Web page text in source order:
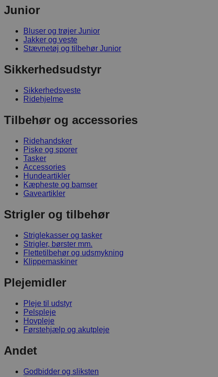
Junior
Bluser og trøjer Junior
Jakker og veste
Stævnetøj og tilbehør Junior
Sikkerhedsudstyr
Sikkerhedsveste
Ridehjelme
Tilbehør og accessories
Ridehandsker
Piske og sporer
Tasker
Accessories
Hundeartikler
Kæpheste og bamser
Gaveartikler
Strigler og tilbehør
Striglekasser og tasker
Strigler, børster mm.
Flettetilbehør og udsmykning
Klippemaskiner
Plejemidler
Pleje til udstyr
Pelspleje
Hovpleje
Førstehjælp og akutpleje
Andet
Godbidder og sliksten